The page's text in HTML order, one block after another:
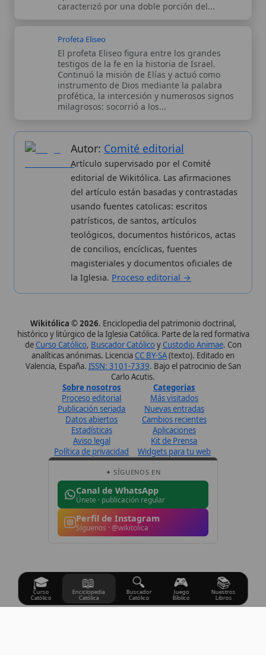
teológicos, documentos históricos, actas
Wikitólica © 2026. Enciclopedia del patrimonio doctrinal,
histórico y litúrgico de la Iglesia Católica. Parte de la red formativa
Curso Católico,Buscador Católico y Custodio Animae
Sobre nosotros
Proceso editorial
Publicación seriada
Datos abiertos
Aviso legal
Política de privacidad
Categorias
Más visitados
Nuevas entradas
Cambios recientes
Kit de Prensa
Widgets para tu web
✦ SÍGUENOS EN
Canal de WhatsApp
Únete · publicación regular
Perfil de Instagram
Síguenos · @wikitolica